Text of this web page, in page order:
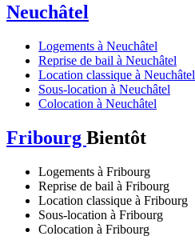
Neuchâtel
Logements à Neuchâtel
Reprise de bail à Neuchâtel
Location classique à Neuchâtel
Sous-location à Neuchâtel
Colocation à Neuchâtel
Fribourg Bientôt
Logements à Fribourg
Reprise de bail à Fribourg
Location classique à Fribourg
Sous-location à Fribourg
Colocation à Fribourg